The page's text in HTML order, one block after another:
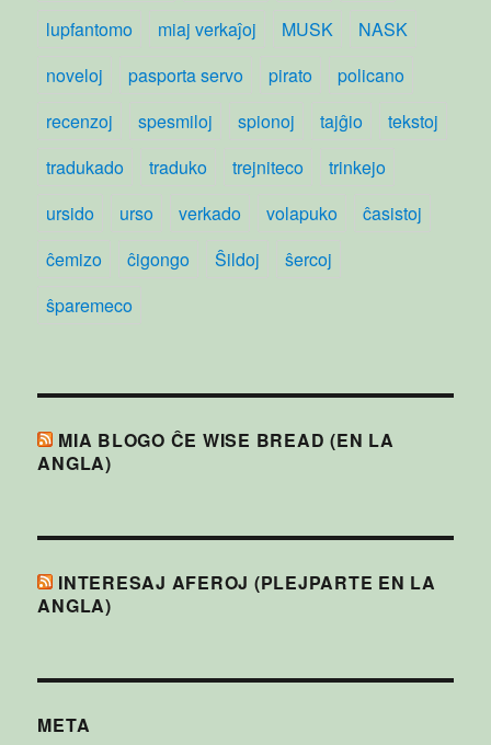
lupfantomo
miaj verkaĵoj MUSK
NASK
noveloj
pasporta servo pirato
policano
recenzoj
spesmiloj spionoj tajĝio
tekstoj
tradukado
traduko trejniteco
trinkejo
ursido
urso verkado volapuko
ĉasistoj
ĉemizo
ĉigongo Ŝildoj
ŝercoj
ŝparemeco
MIA BLOGO ĈE WISE BREAD (EN LA
ANGLA)
INTERESAJ AFEROJ (PLEJPARTE EN LA
ANGLA)
META